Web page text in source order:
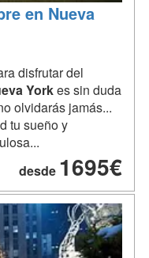
en Nueva
disfrutar del
Yorkes sin duda
olvidarás jamás...
tu sueño y
desde 1695€